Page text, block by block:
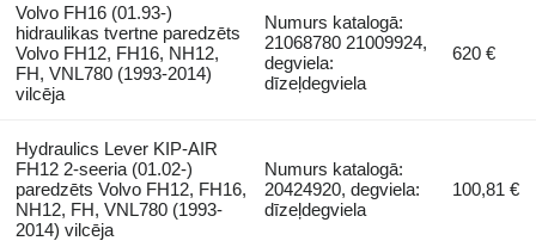
Volvo FH16 (01.93-)
hidraulikas tvertne paredzēts
Volvo FH12, FH16, NH12,
FH, VNL780 (1993-2014)
vilcēja
Numurs katalogā:
21068780 21009924,
degviela:
dīzeļdegviela
620 €
Hydraulics Lever KIP-AIR
FH12 2-seeria (01.02-)
paredzēts Volvo FH12, FH16,
NH12, FH, VNL780 (1993-
2014) vilcēja
Numurs katalogā:
20424920, degviela:
dīzeļdegviela
100,81 €